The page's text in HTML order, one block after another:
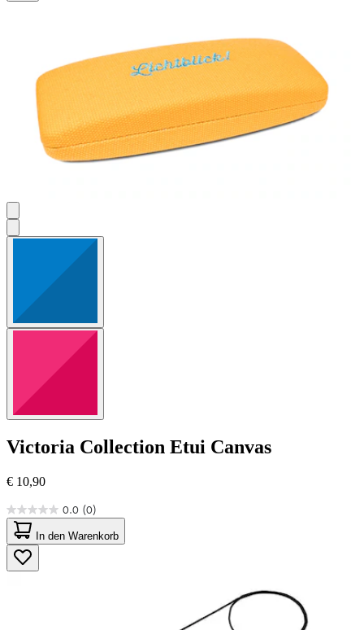
Victoria Collection Etui Canvas
€ 10,90
0.0 (0)
0.0
von
5
Sternen.
In den Warenkorb